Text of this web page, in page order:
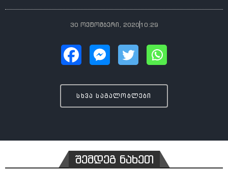
30 ოქტომბერი, 2020 10:29
სხვა საგალობლები
შემდეგ ნახეთ